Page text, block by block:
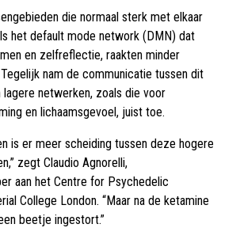
die normaal sterk met elkaar
het default mode network (DMN) dat
en zelfreflectie, raakten minder
nam de communicatie tussen dit
netwerken, zoals die voor
en lichaamsgevoel, juist toe.
is er meer scheiding tussen deze hogere
zegt Claudio Agnorelli,
aan het Centre for Psychedelic
College London. “Maar na de ketamine
beetje ingestort.”